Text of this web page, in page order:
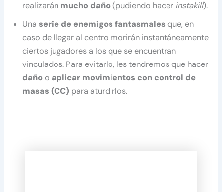
realizarán mucho daño(pudiendo hacer instakill).
Una serie de enemigos fantasmales que, en
caso de llegar al centro morirán instantáneamente
ciertos jugadores a los que se encuentran
vinculados. Para evitarlo, les tendremos que hacer
daño o aplicar movimientos con control de
masas (CC) para aturdirlos.